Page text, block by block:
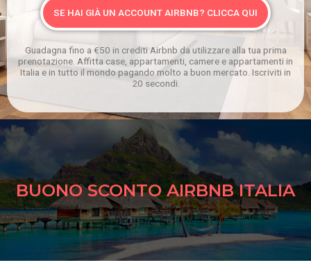
SE HAI GIÀ UN ACCOUNT AIRBNB? CLICCA QUI
Guadagna fino a €50 in crediti Airbnb da utilizzare alla tua prima
prenotazione. Affitta case, appartamenti, camere e appartamenti in
Italia e in tutto il mondo pagando molto a buon mercato. Iscriviti in
20 secondi.
BUONO SCONTO AIRBNB ITALIA